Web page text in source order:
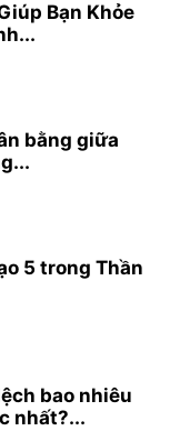
Bạn Khỏe
bằng giữa
5 trong Thần
bao nhiêu
nhất?...